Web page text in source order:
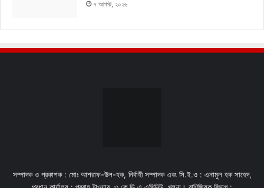
৭ আগস্ট, ২০২৬
সম্পাদক ও প্রকাশক : মোঃ আশরাফ-উল-হক, নির্বাহী সম্পাদক এবং সি.ই.ও : এনামুল হক সাহেদ,